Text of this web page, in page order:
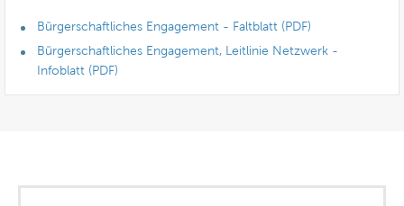
Bürgerschaftliches Engagement - Faltblatt (PDF)
Bürgerschaftliches Engagement, Leitlinie Netzwerk -
Infoblatt (PDF)